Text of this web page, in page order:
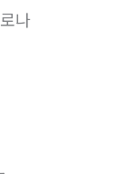
나